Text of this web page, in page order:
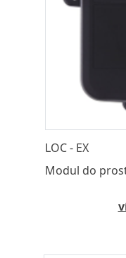
LOC - EX
Modul do